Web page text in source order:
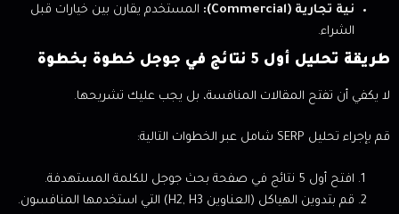
نية تجارية (Commercial):
المستخدم يقارن بين خيارات قبل
الشراء.
طريقة تحليل أول 5 نتائج في جوجل خطوة بخطوة
لا يكفي أن تفتح المقالات المنافسة، بل يجب عليك تشريحها.
قم بإجراء تحليل SERP شامل عبر الخطوات التالية:
افتح أول 5 نتائج في صفحة بحث جوجل للكلمة المستهدفة.
قم بتدوين الهياكل (العناوين H2, H3) التي استخدمها المنافسون.